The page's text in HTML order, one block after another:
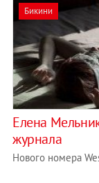
Бикини
Елена
журнала
Нового номера